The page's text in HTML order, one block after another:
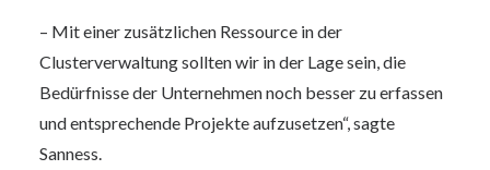
– Mit einer zusätzlichen Ressource in der
Clusterverwaltung sollten wir in der Lage sein, die
Bedürfnisse der Unternehmen noch besser zu erfassen
und entsprechende Projekte aufzusetzen“, sagte
Sanness.